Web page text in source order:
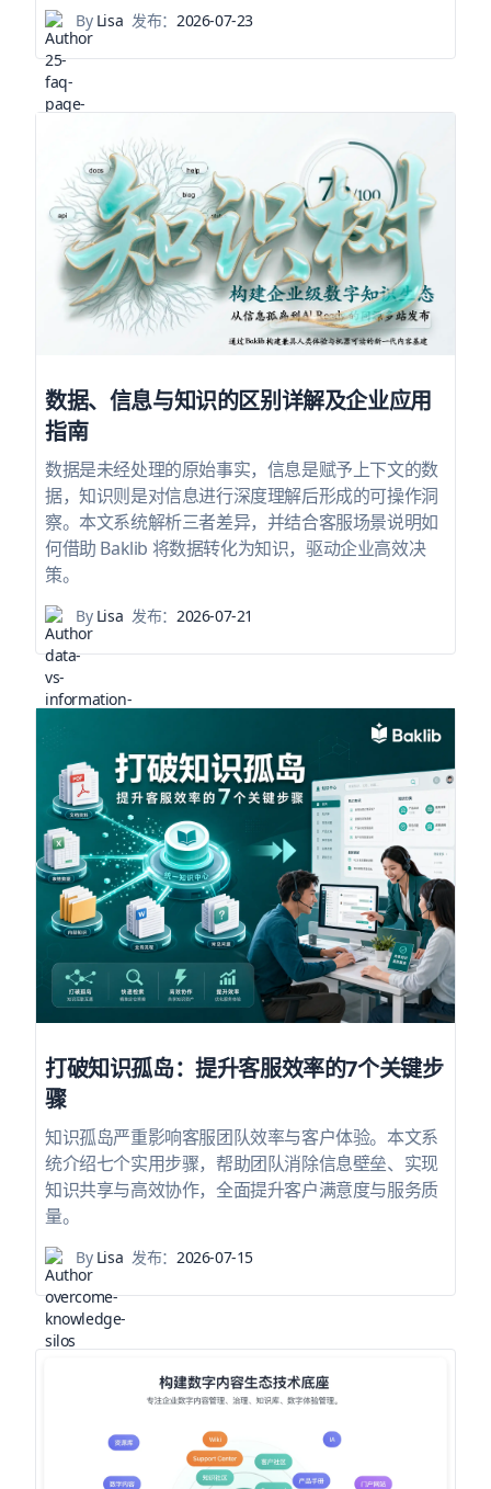
ByLisa 发布： 2026-07-23
数据、信息与知识的区别详解及企业应用
指南
数据是未经处理的原始事实，信息是赋予上下文的数
据，知识则是对信息进行深度理解后形成的可操作洞
察。本文系统解析三者差异，并结合客服场景说明如
何借助 Baklib 将数据转化为知识，驱动企业高效决
策。
ByLisa 发布：2026-07-21
打破知识孤岛：提升客服效率的7个关键步
骤
知识孤岛严重影响客服团队效率与客户体验。本文系
统介绍七个实用步骤，帮助团队消除信息壁垒、实现
知识共享与高效协作，全面提升客户满意度与服务质
量。
ByLisa 发布： 2026-07-15